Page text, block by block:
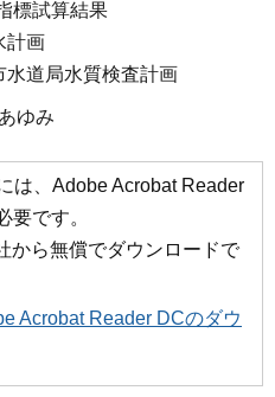
標試算結果
計画
道局水質検査計画
ゆみ
は、Adobe Acrobat Reader
要です。
から無償でダウンロードで
Acrobat Reader DCのダウ